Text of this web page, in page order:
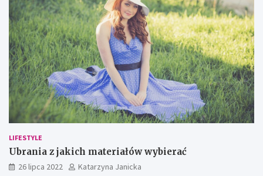
LIFESTYLE
Ubrania z jakich materiałów wybierać
26 lipca 2022
Katarzyna Janicka